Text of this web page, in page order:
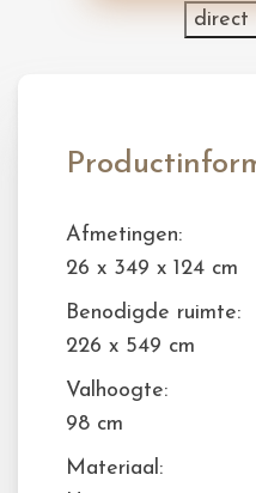
direct
Afmetingen:
26 x 349 x 124 cm
Benodigde ruimte:
226 x 549 cm
Valhoogte:
98 cm
Materiaal: